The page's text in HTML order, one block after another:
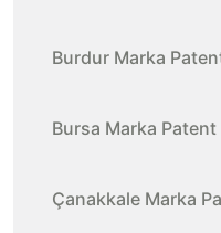
Burdur Marka
Bursa Marka Patent
Çanakkale Marka